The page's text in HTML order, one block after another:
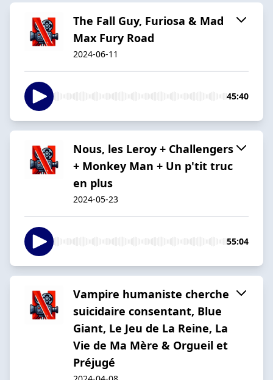
The Fall Guy, Furiosa & Mad
Max Fury Road
2024-06-11
45:40
Nous, les Leroy + Challengers
+ Monkey Man + Un p'tit truc
en plus
2024-05-23
55:04
Vampire humaniste cherche
suicidaire consentant, Blue
Giant, Le Jeu de La Reine, La
Vie de Ma Mère & Orgueil et
Préjugé